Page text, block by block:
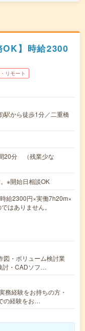
】時給2300
リモート
駅から徒歩1分／二重橋
20分 （残業少な
※開始日相談OK
給2300円×実働7h20m×
はありません。
図・ボリューム検討業
討・CADソフ…
務経験をお持ちの方・
の経験をお…